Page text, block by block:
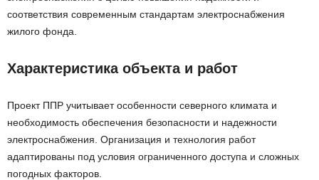
соответствия современным стандартам электроснабжения
жилого фонда.
Характеристика объекта и работ
Проект ППР учитывает особенности северного климата и
необходимость обеспечения безопасности и надежности
электроснабжения. Организация и технология работ
адаптированы под условия ограниченного доступа и сложных
погодных факторов.